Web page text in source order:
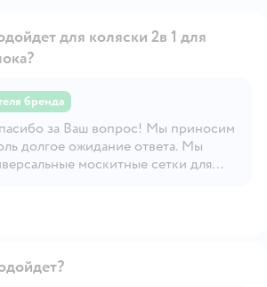
Открыть вопрос
для коляски 2в 1 для
бренда
за Ваш вопрос! Мы приносим
долгое ожидание ответа. Мы
москитные сетки для
и модели Вашей коляски. Мы в
бренд Trottola!